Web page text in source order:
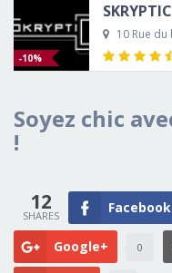
-10%
10 Rue
Soyez chic
!
12 Facebook
Google+ 0